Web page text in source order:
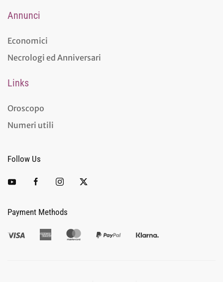
Annunci
Economici
Necrologi ed Anniversari
Links
Oroscopo
Numeri utili
Follow Us
Payment Methods